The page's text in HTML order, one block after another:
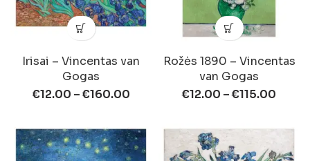
Irisai – Vincentas van
Gogas
€12.00 –€160.00
Rožės 1890 – Vincentas
van Gogas
€12.00 –€115.00